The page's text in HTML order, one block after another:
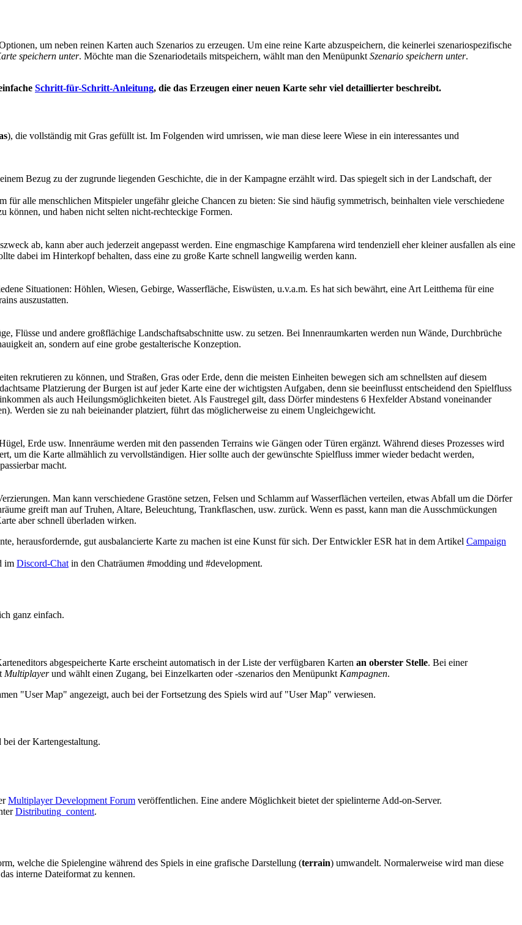
um neben reinen Karten auch Szenarios zu erzeugen. Um eine reine Karte abzuspeichern, die keinerlei szenariospezifische
speichern unter. Möchte man die Szenariodetails mitspeichern, wählt man den Menüpunkt Szenario speichern unter.
Schritt-für-Schritt-Anleitung, die das Erzeugen einer neuen Karte sehr viel detaillierter beschreibt.
), die vollständig mit Gras gefüllt ist. Im Folgenden wird umrissen, wie man diese leere Wiese in ein interessantes und
Bezug zu der zugrunde liegenden Geschichte, die in der Kampagne erzählt wird. Das spiegelt sich in der Landschaft, der
alle menschlichen Mitspieler ungefähr gleiche Chancen zu bieten: Sie sind häufig symmetrisch, beinhalten viele verschiedene
können, und haben nicht selten nicht-rechteckige Formen.
ab, kann aber auch jederzeit angepasst werden. Eine engmaschige Kampfarena wird tendenziell eher kleiner ausfallen als eine
dabei im Hinterkopf behalten, dass eine zu große Karte schnell langweilig werden kann.
Situationen: Höhlen, Wiesen, Gebirge, Wasserfläche, Eiswüsten, u.v.a.m. Es hat sich bewährt, eine Art Leitthema für eine
auszustatten.
Flüsse und andere großflächige Landschaftsabschnitte usw. zu setzen. Bei Innenraumkarten werden nun Wände, Durchbrüche
an, sondern auf eine grobe gestalterische Konzeption.
rekrutieren zu können, und Straßen, Gras oder Erde, denn die meisten Einheiten bewegen sich am schnellsten auf diesem
Platzierung der Burgen ist auf jeder Karte eine der wichtigsten Aufgaben, denn sie beeinflusst entscheidend den Spielfluss
als auch Heilungsmöglichkeiten bietet. Als Faustregel gilt, dass Dörfer mindestens 6 Hexfelder Abstand voneinander
Werden sie zu nah beieinander platziert, führt das möglicherweise zu einem Ungleichgewicht.
Erde usw. Innenräume werden mit den passenden Terrains wie Gängen oder Türen ergänzt. Während dieses Prozesses wird
um die Karte allmählich zu vervollständigen. Hier sollte auch der gewünschte Spielfluss immer wieder bedacht werden,
macht.
Man kann verschiedene Grastöne setzen, Felsen und Schlamm auf Wasserflächen verteilen, etwas Abfall um die Dörfer
greift man auf Truhen, Altare, Beleuchtung, Trankflaschen, usw. zurück. Wenn es passt, kann man die Ausschmückungen
aber schnell überladen wirken.
herausfordernde, gut ausbalancierte Karte zu machen ist eine Kunst für sich. Der Entwickler ESR hat in dem Artikel Campaign
im Discord-Chat in den Chaträumen #modding und #development.
ganz einfach.
abgespeicherte Karte erscheint automatisch in der Liste der verfügbaren Karten an oberster Stelle. Bei einer
Multiplayerund wählt einen Zugang, bei Einzelkarten oder -szenarios den Menüpunkt Kampagnen.
"User Map" angezeigt, auch bei der Fortsetzung des Spiels wird auf "User Map" verwiesen.
der Kartengestaltung.
Multiplayer Development Forum veröffentlichen. Eine andere Möglichkeit bietet der spielinterne Add-on-Server.
Distributing_content.
welche die Spielengine während des Spiels in eine grafische Darstellung (terrain) umwandelt. Normalerweise wird man diese
interne Dateiformat zu kennen.